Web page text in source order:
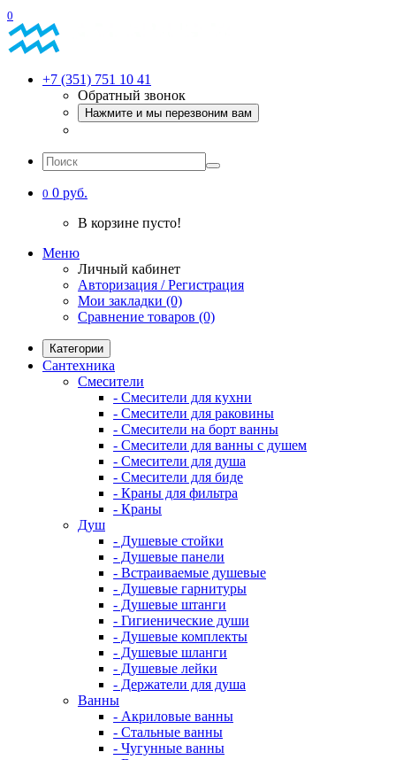
0
+7 (351) 751 10 41
Обратный звонок
Нажмите и мы перезвоним вам
0 0 руб.
В корзине пусто!
Меню
Личный кабинет
Авторизация / Регистрация
Мои закладки (0)
Сравнение товаров (0)
Категории
Сантехника
Смесители
- Смесители для кухни
- Смесители для раковины
- Смесители на борт ванны
- Смесители для ванны с душем
- Смесители для душа
- Смесители для биде
- Краны для фильтра
- Краны
Душ
- Душевые стойки
- Душевые панели
- Встраиваемые душевые
- Душевые гарнитуры
- Душевые штанги
- Гигиенические души
- Душевые комплекты
- Душевые шланги
- Душевые лейки
- Держатели для душа
Ванны
- Акриловые ванны
- Стальные ванны
- Чугунные ванны